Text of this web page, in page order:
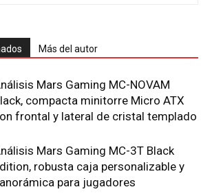
Más del autor
Mars Gaming MC-NOVAM
compacta minitorre Micro ATX
frontal y lateral de cristal templado
Mars Gaming MC-3T Black
robusta caja personalizable y
para jugadores